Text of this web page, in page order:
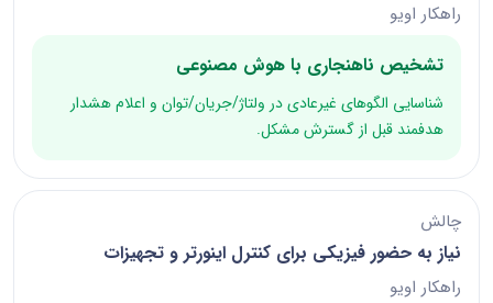
راهکار اویو
تشخیص ناهنجاری با هوش مصنوعی
شناسایی الگوهای غیرعادی در ولتاژ/جریان/توان و اعلام هشدار
هدفمند قبل از گسترش مشکل.
چالش
نیاز به حضور فیزیکی برای کنترل اینورتر و تجهیزات
راهکار اویو